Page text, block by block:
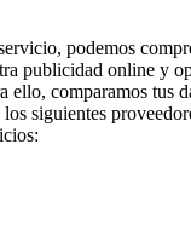
podemos
publicidad online y
ello, comparamos tus
siguientes